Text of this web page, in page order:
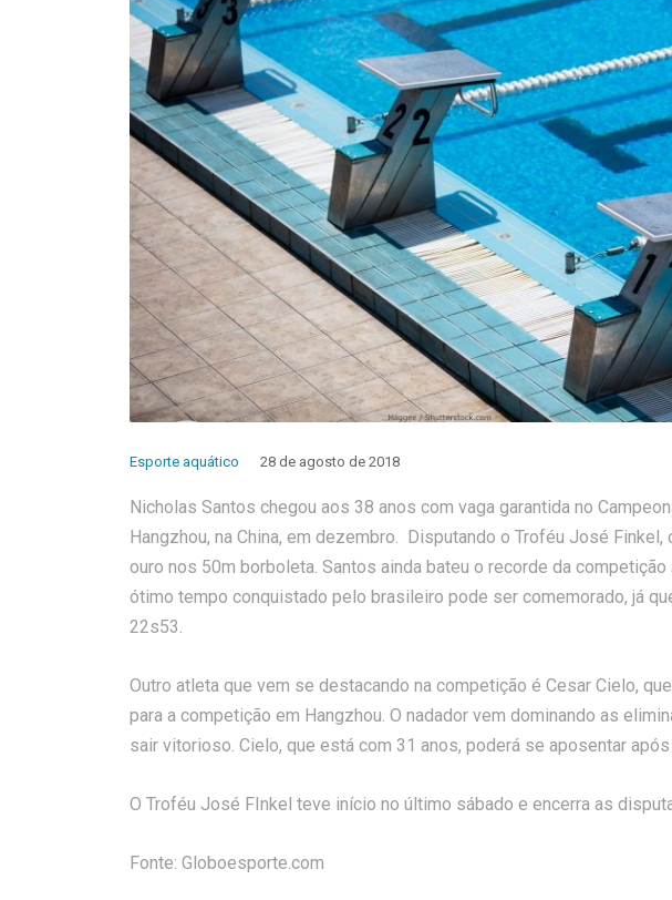
Esporte aquático 28 de agosto de 2018
Nicholas Santos chegou aos 38 anos com vaga garantida no
Hangzhou, na China, em dezembro. Disputando o Troféu José
ouro nos 50m borboleta. Santos ainda bateu o recorde da competição
ótimo tempo conquistado pelo brasileiro pode ser comemorado, já
22s53.
Outro atleta que vem se destacando na competição é Cesar Cielo,
para a competição em Hangzhou. O nadador vem dominando as
sair vitorioso. Cielo, que está com 31 anos, poderá se aposentar após
O Troféu José FInkel teve início no último sábado e encerra as
Fonte: Globoesporte.com